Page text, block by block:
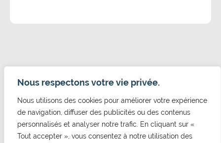
Nous respectons votre vie privée.
Nous utilisons des cookies pour améliorer votre expérience
de navigation, diffuser des publicités ou des contenus
personnalisés et analyser notre trafic. En cliquant sur «
Tout accepter », vous consentez à notre utilisation des
CONTACT
Mairie de Cormelles Le Royal
20 rue de l'Eglise 14123, Cormelles Le Royal